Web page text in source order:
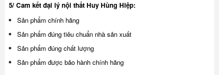
5/ Cam kết đại lý nội thất Huy Hùng Hiệp:
Sản phẩm chính hãng
Sản phẩm đúng tiêu chuẩn nhà sản xuất
Sản phẩm đúng chất lượng
Sản phẩm được bảo hành chính hãng